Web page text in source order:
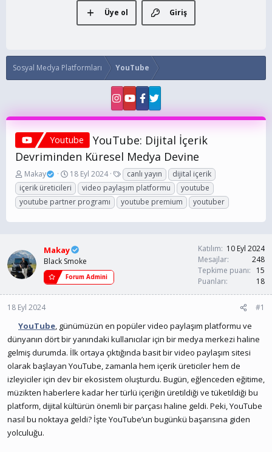
Giriş
Üye ol
Sosyal Medya Platformları YouTube
Youtube
YouTube: Dijital İçerik
Devriminden Küresel Medya Devine
K
o
n
b
b
a
ş
l
a
t
n
Makay
B
a
ş
l
ı
ç
t
a
r
i
18 Eyl 2024
E
t
i
k
canlı yayın
dijital içerik
içerik üreticileri
video paylaşım platformu
youtube
youtube partner programı
youtube premium youtuber
Makay
Black Smoke
Forum Admini
Katılım
10 Eyl 2024
Mesajlar
248
Tepkime puanı
15
Puanları
18
18 Eyl 2024 #1
YouTube, günümüzün en popüler video paylaşım platformu ve
dünyanın dört bir yanındaki kullanıcılar için bir medya merkezi haline
gelmiş durumda. İlk ortaya çıktığında basit bir video paylaşım sitesi
olarak başlayan YouTube, zamanla hem içerik üreticiler hem de
izleyiciler için dev bir ekosistem oluşturdu. Bugün, eğlenceden eğitime,
müzikten haberlere kadar her türlü içeriğin üretildiği ve tüketildiği bu
platform, dijital kültürün önemli bir parçası haline geldi. Peki, YouTube
nasıl bu noktaya geldi? İşte YouTube’un bugünkü başarısına giden
yolculuğu.